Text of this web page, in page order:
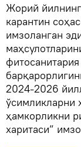
Жорий
карантин
имзоланган
2024-2026
ўсимликларни
ҳамкорликни
харитаси”